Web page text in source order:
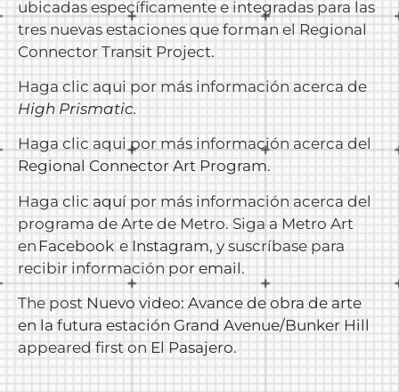
ubicadas específicamente e integradas para las
tres nuevas estaciones que forman el Regional
Connector Transit Project.
Haga clic aqui por más información acerca de
High Prismatic.
Haga clic aqui por más información acerca del
Regional Connector Art Program.
Haga clic aquí por más información acerca del
programa de Arte de Metro. Siga a Metro Art
en Facebook e Instagram, y suscríbase para
recibir información por email.
The post Nuevo video: Avance de obra de arte
en la futura estación Grand Avenue/Bunker Hill
appeared first on El Pasajero.